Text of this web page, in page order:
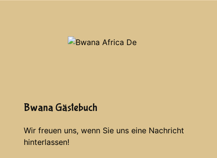
Bwana Gästebuch
Wir freuen uns, wenn Sie uns eine Nachricht
hinterlassen!